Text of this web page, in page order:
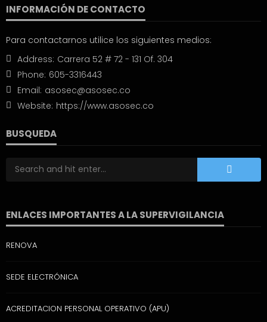
INFORMACIÓN DE CONTACTO
Para contactarnos utilice los siguientes medios:
Address: Carrera 52 # 72 - 131 Of. 304
Phone: 605-3316443
Email: asosec@asosec.co
Website: https://www.asosec.co
BUSQUEDA
ENLACES IMPORTANTES A LA SUPERVIGILANCIA
RENOVA
SEDE ELECTRÓNICA
ACREDITACION PERSONAL OPERATIVO (APU)